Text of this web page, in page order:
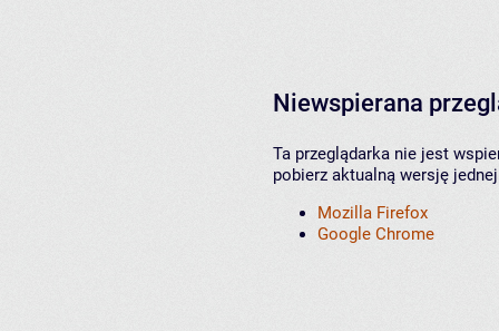
Niewspierana
Ta przeglądarka nie jest
pobierz aktualną wersję
Mozilla Firefox
Google Chrome